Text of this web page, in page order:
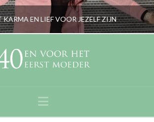
KARMA EN LIEF VOOR JEZELF ZIJN
RORYBLOKZIJL
Navigation